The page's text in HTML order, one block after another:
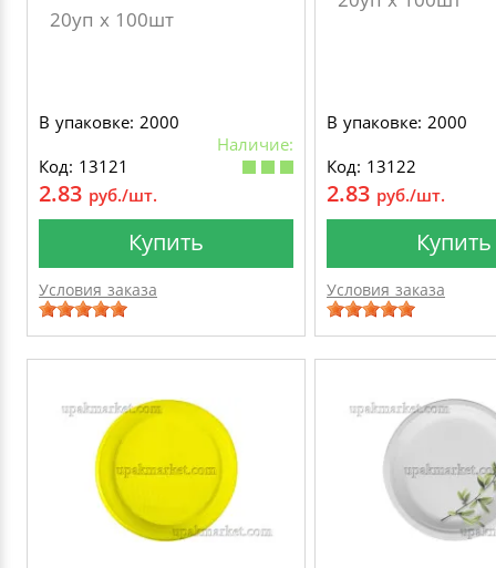
20уп х 100шт
В упаковке: 2000
Наличие:
Код: 13121
2.83 руб./шт.
Купить
Условия заказа
В упаковке: 2000
Код: 13122
2.83 руб./шт.
Купить
Условия заказа